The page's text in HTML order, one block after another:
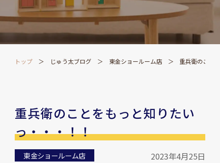
トップ じゅう太ブログ 東金ショールーム店 重兵衛のこと
重兵衛のことをもっと知りたい
っ・・・！！
東金ショールーム店 2023年4月25日